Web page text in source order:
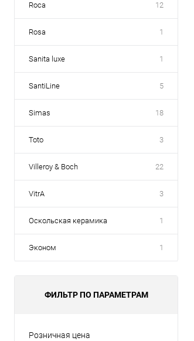
Roca 12
Rosa 1
Sanita luxe 1
SantiLine 5
Simas 18
Toto 3
Villeroy & Boch 22
VitrA 3
Оскольская керамика 1
Эконом 1
ФИЛЬТР ПО ПАРАМЕТРАМ
Розничная цена